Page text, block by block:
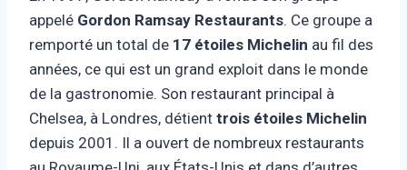
appelé Gordon Ramsay Restaurants. Ce groupe a
remporté un total de 17 étoiles Michelin au fil des
années, ce qui est un grand exploit dans le monde
de la gastronomie. Son restaurant principal à
Chelsea, à Londres, détient trois étoiles Michelin
depuis 2001. Il a ouvert de nombreux restaurants